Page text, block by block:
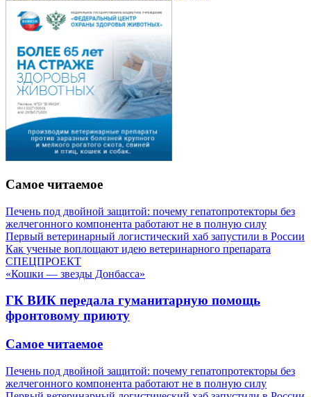
Самое читаемое
Печень под двойной защитой: почему гепатопротекторы без
желчегонного компонента работают не в полную силу
Первый ветеринарный логистический хаб запустили в России
Как ученые воплощают идею ветеринарного препарата
СПЕЦПРОЕКТ
«Кошки — звезды Донбасса»
ГК ВИК передала гуманитарную помощь
фронтовому приюту
Самое читаемое
Печень под двойной защитой: почему гепатопротекторы без
желчегонного компонента работают не в полную силу